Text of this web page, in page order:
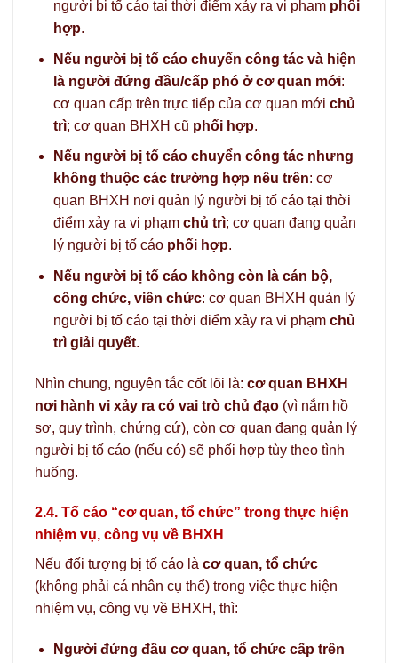
người bị tố cáo tại thời điểm xảy ra vi phạm phối
hợp.
Nếu người bị tố cáo chuyển công tác và hiện
là người đứng đầu/cấp phó ở cơ quan mới:
cơ quan cấp trên trực tiếp của cơ quan mới chủ
trì; cơ quan BHXH cũ phối hợp.
Nếu người bị tố cáo chuyển công tác nhưng
không thuộc các trường hợp nêu trên: cơ
quan BHXH nơi quản lý người bị tố cáo tại thời
điểm xảy ra vi phạm chủ trì; cơ quan đang quản
lý người bị tố cáo phối hợp.
Nếu người bị tố cáo không còn là cán bộ,
công chức, viên chức: cơ quan BHXH quản lý
người bị tố cáo tại thời điểm xảy ra vi phạm chủ
trì giải quyết.
Nhìn chung, nguyên tắc cốt lõi là: cơ quan BHXH
nơi hành vi xảy ra có vai trò chủ đạo (vì nắm hồ
sơ, quy trình, chứng cứ), còn cơ quan đang quản lý
người bị tố cáo (nếu có) sẽ phối hợp tùy theo tình
huống.
2.4. Tố cáo “cơ quan, tổ chức” trong thực hiện
nhiệm vụ, công vụ về BHXH
Nếu đối tượng bị tố cáo là cơ quan, tổ chức
(không phải cá nhân cụ thể) trong việc thực hiện
nhiệm vụ, công vụ về BHXH, thì:
Người đứng đầu cơ quan, tổ chức cấp trên